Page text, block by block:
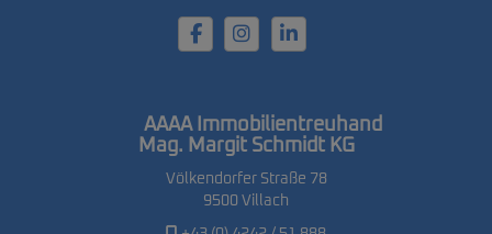
AAAA Immobilientreuhand
Mag. Margit Schmidt KG
Völkendorfer Straße 78
9500 Villach